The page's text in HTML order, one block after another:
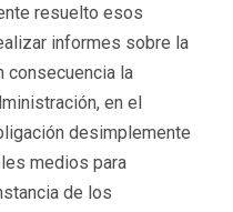
resuelto esos
informes sobre la
consecuencia la
en el
desimplemente
medios para
de los